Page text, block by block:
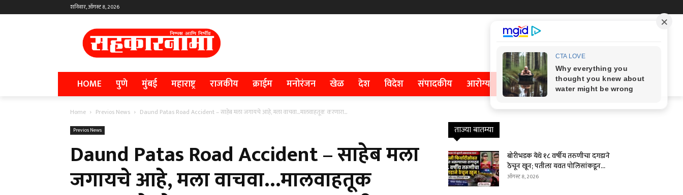
शनिवार, ऑगस्ट 8, 2026
HOME पुणे मुंबई महाराष्ट्र राजकीय क्राईम मनोरंजन खेळ देश विदेश संपादकीय आरोग्य
Home Previos News Daund Patas Road Accident – साहेब मला जगायचे आहे, मला वाचवा…मालवाहतूक करणारा...
Previos News
Daund Patas Road Accident – साहेब मला
जगायचे आहे, मला वाचवा…मालवाहतूक
ताज्या बातम्या
बोरीभडक येथे १८ वर्षीय तरुणीचा दगडाने
ठेचून खून; पतीला यवत पोलिसांकडून...
ऑगस्ट 8, 2026